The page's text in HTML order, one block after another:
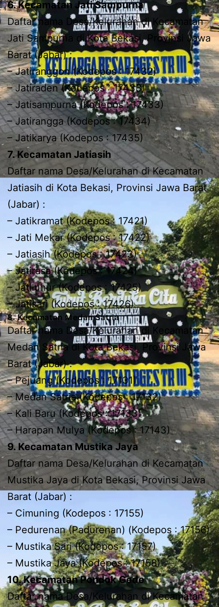
6. Kecamatan Jati Sampurna
Daftar nama Desa/Kelurahan di Kecamatan
Jati Sampurna di Kota Bekasi, Provinsi Jawa
Barat (Jabar) :
– Jatiranggon (Kodepos : 17432)
– Jatiraden (Kodepos : 17433)
– Jatisampurna (Kodepos : 17433)
– Jatirangga (Kodepos : 17434)
– Jatikarya (Kodepos : 17435)
7. Kecamatan Jatiasih
Daftar nama Desa/Kelurahan di Kecamatan
Jatiasih di Kota Bekasi, Provinsi Jawa Barat
(Jabar) :
– Jatikramat (Kodepos : 17421)
– Jati Mekar (Kodepos : 17422)
– Jatiasih (Kodepos : 17423)
– Jatirasa (Kodepos : 17424)
– Jatiluhur (Kodepos : 17425)
– Jatisari (Kodepos : 17426)
8. Kecamatan Medan Satria
Daftar nama Desa/Kelurahan di Kecamatan
Medan Satria di Kota Bekasi, Provinsi Jawa
Barat (Jabar) :
– Pejuang (Kodepos : 17131)
– Medan Satria (Kodepos : 17132)
– Kali Baru (Kodepos : 17133)
– Harapan Mulya (Kodepos : 17143)
9. Kecamatan Mustika Jaya
Daftar nama Desa/Kelurahan di Kecamatan
Mustika Jaya di Kota Bekasi, Provinsi Jawa
Barat (Jabar) :
– Cimuning (Kodepos : 17155)
– Pedurenan (Padurenan) (Kodepos : 17156)
– Mustika Sari (Kodepos : 17157)
– Mustika Jaya (Kodepos : 17158)
10. Kecamatan Pondok Gede
Daftar nama Desa/Kelurahan di Kecamatan